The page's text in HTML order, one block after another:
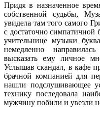
Придя в назначенное
собственной судьбы,
увидела там того самого
с достаточно симпатичной
учительнице музыки
немедленно
высказать ему личное
Услышав скандал, в кафе
брачной компанией для
нашли подслушивающее
технику последовала
мужчину побили и увезли